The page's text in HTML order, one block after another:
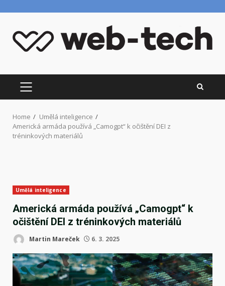
content
PRIMARY
MENU
Home
Umělá inteligence
Americká armáda používá „Camogpt“ k očištění DEI z
tréninkových materiálů
Umělá inteligence
Americká armáda používá „Camogpt“ k
očištění DEI z tréninkových materiálů
Martin Mareček 6. 3. 2025